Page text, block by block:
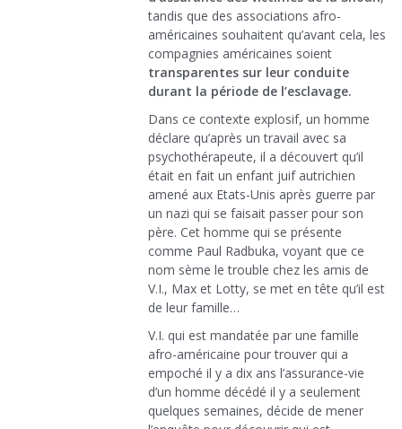
tandis que des associations afro-
américaines souhaitent qu’avant cela, les
compagnies américaines soient
transparentes sur leur conduite
durant la période de l’esclavage.
Dans ce contexte explosif, un homme
déclare qu’après un travail avec sa
psychothérapeute, il a découvert qu’il
était en fait un enfant juif autrichien
amené aux Etats-Unis après guerre par
un nazi qui se faisait passer pour son
père. Cet homme qui se présente
comme Paul Radbuka, voyant que ce
nom sème le trouble chez les amis de
V.I., Max et Lotty, se met en tête qu’il est
de leur famille…
V.I. qui est mandatée par une famille
afro-américaine pour trouver qui a
empoché il y a dix ans l’assurance-vie
d’un homme décédé il y a seulement
quelques semaines, décide de mener